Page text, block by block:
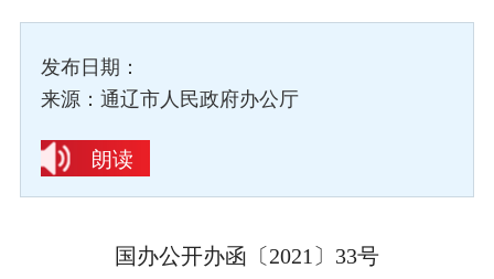
发布日期：
来源：通辽市人民政府办公厅
朗读
国办公开办函〔2021〕33号